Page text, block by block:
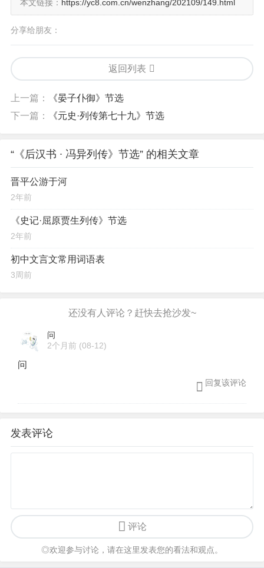
本文链接： https://yc8.com.cn/wenzhang/202109/149.html
分享给朋友：
返回列表
上一篇：
《晏子仆御》节选
下一篇：
《元史·列传第七十九》节选
“《后汉书 ∙ 冯异列传》节选” 的相关文章
晋平公游于河
2年前
《史记·屈原贾生列传》节选
2年前
初中文言文常用词语表
3周前
问
2个月前 (08-12)
问
回复该评论
发表评论
评论
◎欢迎参与讨论，请在这里发表您的看法和观点。